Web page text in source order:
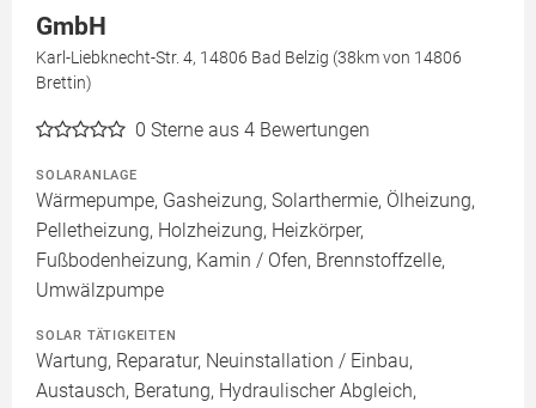
GmbH
Karl-Liebknecht-Str. 4, 14806 Bad Belzig (38km von 14806
Brettin)
0 Sterne aus 4 Bewertungen
SOLARANLAGE
Wärmepumpe, Gasheizung, Solarthermie, Ölheizung,
Pelletheizung, Holzheizung, Heizkörper,
Fußbodenheizung, Kamin / Ofen, Brennstoffzelle,
Umwälzpumpe
SOLAR TÄTIGKEITEN
Wartung, Reparatur, Neuinstallation / Einbau,
Austausch, Beratung, Hydraulischer Abgleich,